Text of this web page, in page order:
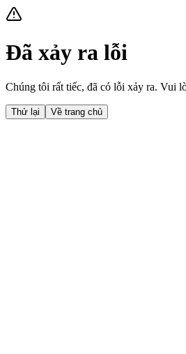
Đã xảy ra lỗi
Chúng tôi rất tiếc, đã có lỗi xảy ra. Vui
Thử lại Về trang chủ